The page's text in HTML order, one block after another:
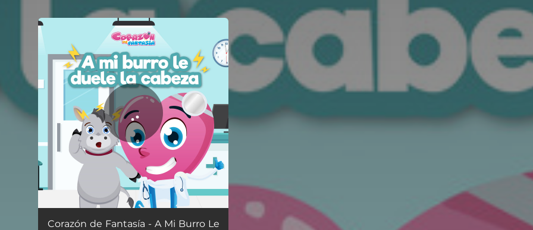
You're all set!
A Mi Burro Le Duele La Cabeza 02:13
Corazón de Fantasía - A Mi Burro Le